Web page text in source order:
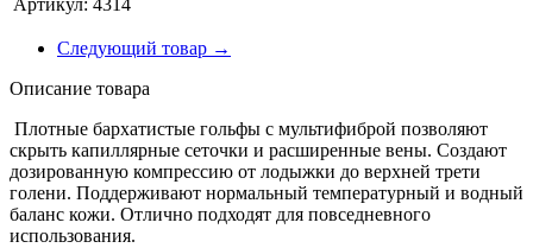
Артикул: 4314
Следующий товар →
Описание товара
Плотные бархатистые гольфы с мультифиброй позволяют
скрыть капиллярные сеточки и расширенные вены. Создают
дозированную компрессию от лодыжки до верхней трети
голени. Поддерживают нормальный температурный и водный
баланс кожи. Отлично подходят для повседневного
использования.